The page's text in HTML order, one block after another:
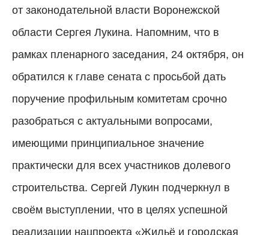
от законодательной власти Воронежской
области Сергея Лукина. Напомним, что в
рамках пленарного заседания, 24 октября, он
обратился к главе сената с просьбой дать
поручение профильным комитетам срочно
разобраться с актуальными вопросами,
имеющими принципиальное значение
практически для всех участников долевого
строительства. Сергей Лукин подчеркнул в
своём выступлении, что в целях успешной
реализации нацпроекта «Жильё и городская